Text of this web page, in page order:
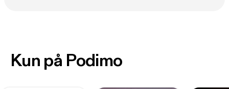
Kun på Podimo